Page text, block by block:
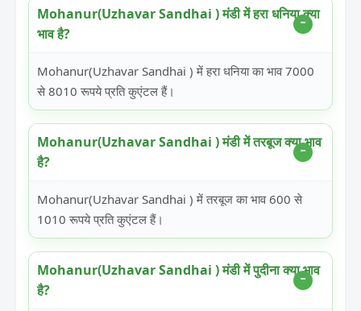
Mohanur(Uzhavar Sandhai ) मंडी में हरा धनिया क्या
भाव है?
Mohanur(Uzhavar Sandhai ) में हरा धनिया का भाव 7000
से 8010 रूपये प्रति कुएंटल हैं।
Mohanur(Uzhavar Sandhai ) मंडी में तरबूज क्या भाव
है?
Mohanur(Uzhavar Sandhai ) में तरबूज का भाव 600 से
1010 रूपये प्रति कुएंटल हैं।
Mohanur(Uzhavar Sandhai ) मंडी में पुदीना क्या भाव
है?